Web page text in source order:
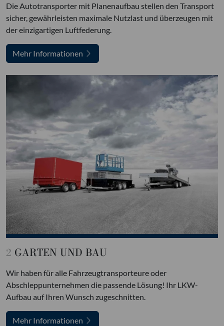
Die Autotransporter mit Planenaufbau stellen den Transport
sicher, gewährleisten maximale Nutzlast und überzeugen mit
der einzigartigen Luftfederung.
Mehr Informationen
2 GARTEN UND BAU
Wir haben für alle Fahrzeugtransporteure oder
Abschleppunternehmen die passende Lösung! Ihr LKW-
Aufbau auf Ihren Wunsch zugeschnitten.
Mehr Informationen